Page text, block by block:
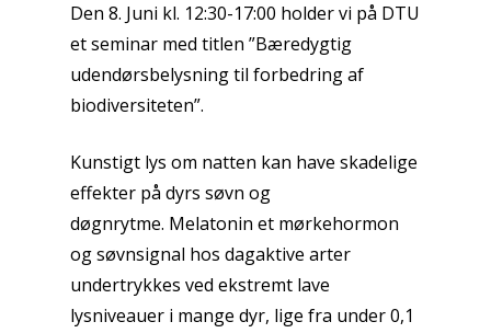
Den 8. Juni kl. 12:30-17:00 holder vi på DTU
et seminar med titlen ”Bæredygtig
udendørsbelysning til forbedring af
biodiversiteten”.
Kunstigt lys om natten kan have skadelige
effekter på dyrs søvn og
døgnrytme. Melatonin et mørkehormon
og søvnsignal hos dagaktive arter
undertrykkes ved ekstremt lave
lysniveauer i mange dyr, lige fra under 0,1